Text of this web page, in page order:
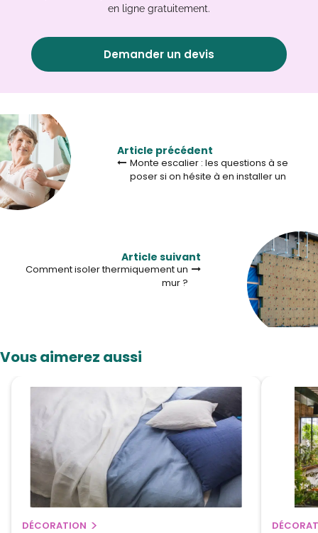
en ligne gratuitement.
Demander un devis
Article précédent
Monte escalier : les questions à se
poser si on hésite à en installer un
Article suivant
Comment isoler thermiquement un
mur ?
Vous aimerez aussi
DÉCORATION